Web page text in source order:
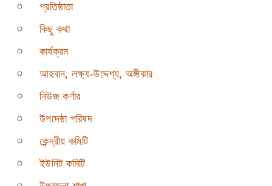
প্রতিষ্ঠাতা
কিছু কথা
কার্যক্রম
আহবান, লক্ষ্য-উদ্দেশ্য, অঙ্গীকার
নিউজ কর্ণার
উপদেষ্ঠা পরিষদ
কেন্দ্রীয় কমিটি
ইউনিট কমিটি